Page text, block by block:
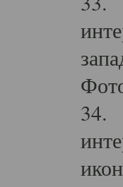
34.